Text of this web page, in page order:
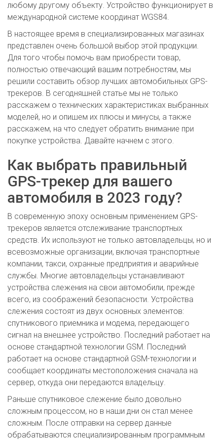
любому другому объекту. Устройство функционирует в
международной системе координат WGS84.
В настоящее время в специализированных магазинах
представлен очень большой выбор этой продукции.
Для того чтобы помочь вам приобрести товар,
полностью отвечающий вашим потребностям, мы
решили составить обзор лучших автомобильных GPS-
трекеров. В сегодняшней статье мы не только
расскажем о технических характеристиках выбранных
моделей, но и опишем их плюсы и минусы, а также
расскажем, на что следует обратить внимание при
покупке устройства. Давайте начнем с этого.
Как выбрать правильный
GPS-трекер для вашего
автомобиля в 2023 году?
В современную эпоху основным применением GPS-
трекеров является отслеживание транспортных
средств. Их используют не только автовладельцы, но и
всевозможные организации, включая транспортные
компании, такси, охранные предприятия и аварийные
службы. Многие автовладельцы устанавливают
устройства слежения на свои автомобили, прежде
всего, из соображений безопасности. Устройства
слежения состоят из двух основных элементов:
спутникового приемника и модема, передающего
сигнал на внешнее устройство. Последний работает на
основе стандартной технологии GSM. Последний
работает на основе стандартной GSM-технологии и
сообщает координаты местоположения сначала на
сервер, откуда они передаются владельцу.
Раньше спутниковое слежение было довольно
сложным процессом, но в наши дни он стал менее
сложным. После отправки на сервер данные
обрабатываются специализированным программным